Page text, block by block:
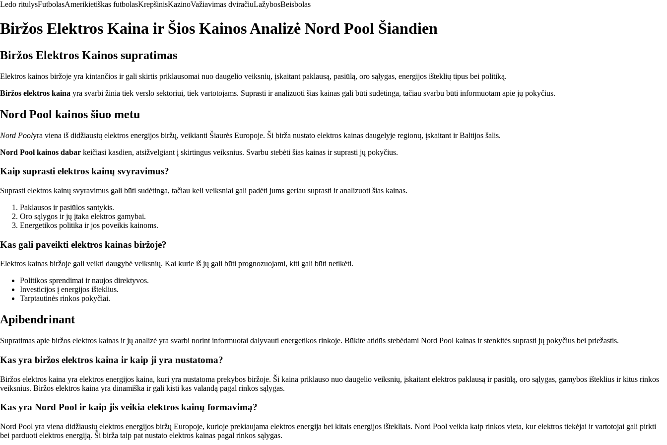
Ledo ritulysFutbolasAmerikietiškas futbolasKrepšinisKazinoVažiavimas dviračiuLažybosBeisbolas
Biržos Elektros Kaina ir Šios Kainos Analizė Nord Pool Šiandien
Biržos Elektros Kainos supratimas
Elektros kainos biržoje yra kintančios ir gali skirtis priklausomai nuo daugelio veiksnių, įskaitant paklausą, pasiūlą, oro sąlygas, energijos išteklių tipus bei politiką.
Biržos elektros kaina yra svarbi žinia tiek verslo sektoriui, tiek vartotojams. Suprasti ir analizuoti šias kainas gali būti sudėtinga, tačiau svarbu būti informuotam apie jų pokyčius.
Nord Pool kainos šiuo metu
Nord Poolyra viena iš didžiausių elektros energijos biržų, veikianti Šiaurės Europoje. Ši birža nustato elektros kainas daugelyje regionų, įskaitant ir Baltijos šalis.
Nord Pool kainos dabar keičiasi kasdien, atsižvelgiant į skirtingus veiksnius. Svarbu stebėti šias kainas ir suprasti jų pokyčius.
Kaip suprasti elektros kainų svyravimus?
Suprasti elektros kainų svyravimus gali būti sudėtinga, tačiau keli veiksniai gali padėti jums geriau suprasti ir analizuoti šias kainas.
Paklausos ir pasiūlos santykis.
Oro sąlygos ir jų įtaka elektros gamybai.
Energetikos politika ir jos poveikis kainoms.
Kas gali paveikti elektros kainas biržoje?
Elektros kainas biržoje gali veikti daugybė veiksnių. Kai kurie iš jų gali būti prognozuojami, kiti gali būti netikėti.
Politikos sprendimai ir naujos direktyvos.
Investicijos į energijos išteklius.
Tarptautinės rinkos pokyčiai.
Apibendrinant
Supratimas apie biržos elektros kainas ir jų analizė yra svarbi norint informuotai dalyvauti energetikos rinkoje. Būkite atidūs stebėdami Nord Pool kainas ir stenkitės suprasti jų pokyčius bei priežastis.
Kas yra biržos elektros kaina ir kaip ji yra nustatoma?
Biržos elektros kaina yra elektros energijos kaina, kuri yra nustatoma prekybos biržoje. Ši kaina priklauso nuo daugelio veiksnių, įskaitant elektros paklausą ir pasiūlą, oro sąlygas, gamybos išteklius ir kitus rinkos
veiksnius. Biržos elektros kaina yra dinamiška ir gali kisti kas valandą pagal rinkos sąlygas.
Kas yra Nord Pool ir kaip jis veikia elektros kainų formavimą?
Nord Pool yra viena didžiausių elektros energijos biržų Europoje, kurioje prekiaujama elektros energija bei kitais energijos ištekliais. Nord Pool veikia kaip rinkos vieta, kur elektros tiekėjai ir vartotojai gali pirkti
bei parduoti elektros energiją. Ši birža taip pat nustato elektros kainas pagal rinkos sąlygas.